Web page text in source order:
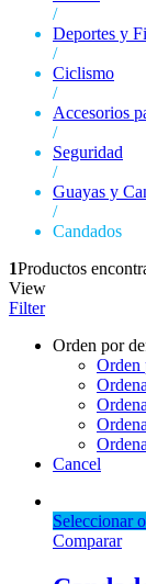
/
Deportes y
/
Ciclismo
/
Accesorios
/
Seguridad
/
Guayas y
/
Candados
1Productos
View
Filter
Orden por
Orden
Cancel
Seleccionar
Comparar